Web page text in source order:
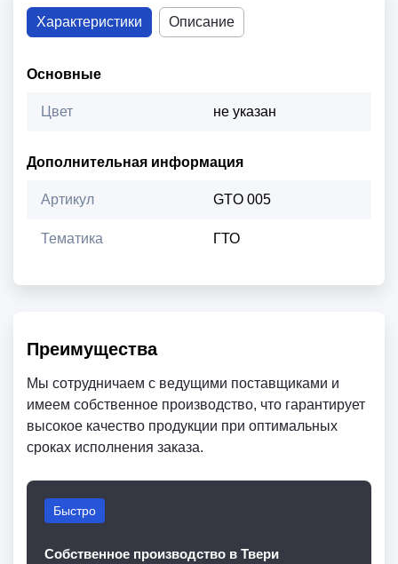
Характеристики Описание
Основные
Цвет не указан
Дополнительная информация
Артикул GTO 005
Тематика ГТО
Преимущества
Мы сотрудничаем с ведущими поставщиками и
имеем собственное производство, что гарантирует
высокое качество продукции при оптимальных
сроках исполнения заказа.
Быстро
Собственное производство в Твери